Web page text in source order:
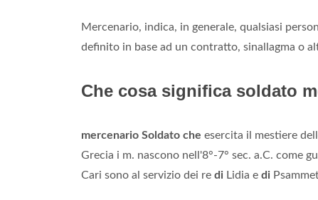
Mercenario, indica, in generale, qualsiasi
definito in base ad un contratto, sinallagma o
Che cosa significa soldato
mercenario Soldato che esercita il mestiere
Grecia i m. nascono nell'8°-7° sec. a.C. come
Cari sono al servizio dei re di Lidia e di